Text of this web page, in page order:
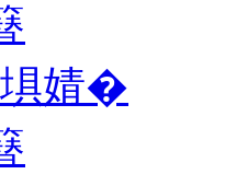
埧婧�